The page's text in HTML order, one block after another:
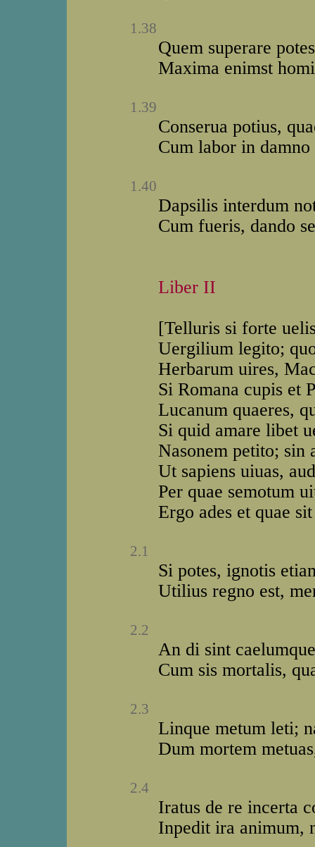
1.38
Quem superare
Maxima enimst
1.39
Conserua potius,
Cum labor in
1.40
Dapsilis interdum
Cum fueris, dando
Liber II
[Telluris si forte
Uergilium legito;
Herbarum uires,
Si Romana cupis et
Lucanum quaeres,
Si quid amare libet
Nasonem petito; sin
Ut sapiens uiuas,
Per quae semotum
Ergo ades et quae
2.1
Si potes, ignotis
Utilius regno est,
2.2
An di sint
Cum sis mortalis,
2.3
Linque metum leti;
Dum mortem
2.4
Iratus de re incerta
Inpedit ira animum,